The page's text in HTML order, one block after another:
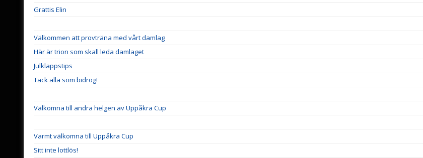
Grattis Elin
Välkommen att provträna med vårt damlag
Här är trion som skall leda damlaget
Julklappstips
Tack alla som bidrog!
Välkomna till andra helgen av Uppåkra Cup
Varmt välkomna till Uppåkra Cup
Sitt inte lottlös!